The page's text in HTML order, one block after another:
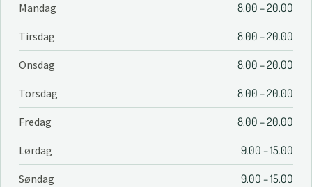
Mandag 8.00 – 20.00
Tirsdag 8.00 – 20.00
Onsdag 8.00 – 20.00
Torsdag 8.00 – 20.00
Fredag 8.00 – 20.00
Lørdag 9.00 – 15.00
Søndag 9.00 – 15.00